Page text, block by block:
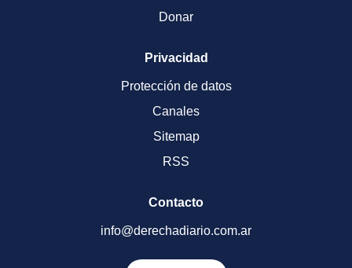
Donar
Privacidad
Protección de datos
Canales
Sitemap
RSS
Contacto
info@derechadiario.com.ar